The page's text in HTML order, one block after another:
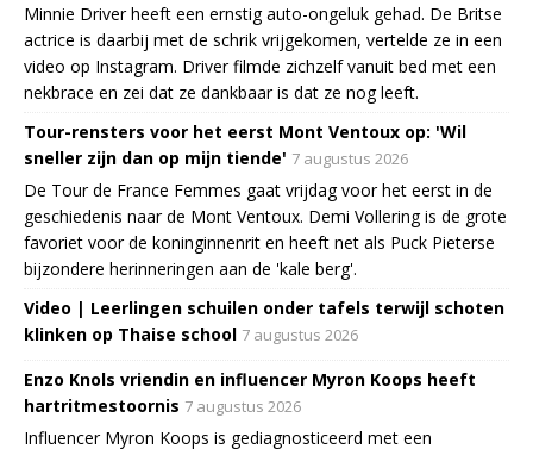
Minnie Driver heeft een ernstig auto-ongeluk gehad. De Britse
actrice is daarbij met de schrik vrijgekomen, vertelde ze in een
video op Instagram. Driver filmde zichzelf vanuit bed met een
nekbrace en zei dat ze dankbaar is dat ze nog leeft.
Tour-rensters voor het eerst Mont Ventoux op: 'Wil
sneller zijn dan op mijn tiende' 7 augustus 2026
De Tour de France Femmes gaat vrijdag voor het eerst in de
geschiedenis naar de Mont Ventoux. Demi Vollering is de grote
favoriet voor de koninginnenrit en heeft net als Puck Pieterse
bijzondere herinneringen aan de 'kale berg'.
Video | Leerlingen schuilen onder tafels terwijl schoten
klinken op Thaise school 7 augustus 2026
Enzo Knols vriendin en influencer Myron Koops heeft
hartritmestoornis 7 augustus 2026
Influencer Myron Koops is gediagnosticeerd met een